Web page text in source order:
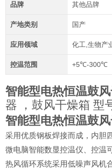
品牌 其他品牌
产地类别 国产
应用领域 化工,生物产
控温范围 +5℃-300℃
智能型电热恒温鼓
器 ，鼓风干燥箱 型
智能型电热恒温鼓
采用优质钢板焊接而成，内胆
微电脑智能数显控温仪、控温
热风循环系统采用低噪声风机